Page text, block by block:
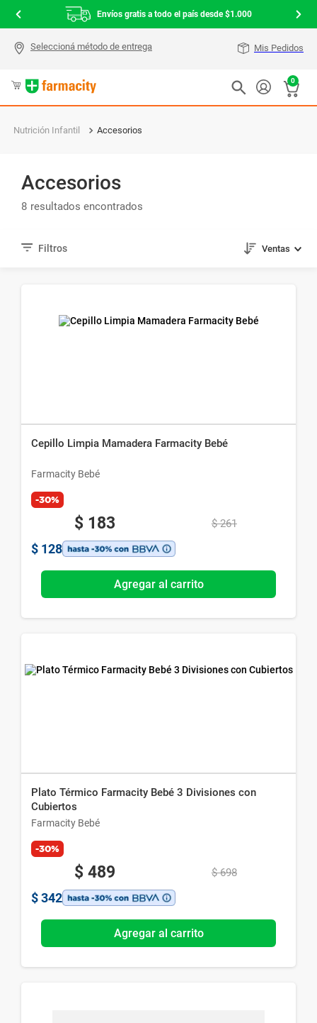
Envíos gratis a todo el país desde $1.000
Mis Pedidos
0
Nutrición Infantil Accesorios
Accesorios
8
Ventas
Cepillo Limpia Mamadera Farmacity Bebé
Farmacity Bebé
-30%
$ 183 $ 261
$ 128
Agregar al carrito
Plato Térmico Farmacity Bebé 3 Divisiones con
Cubiertos
Farmacity Bebé
-30%
$ 489 $ 698
$ 342
Agregar al carrito